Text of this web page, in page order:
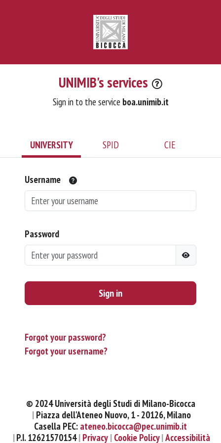
UNIMIB's services
Sign in to the service boa.unimib.it
UNIVERSITY SPID CIE
Username
Password
Sign in
Forgot your password?
Forgot your username?
© 2024 Università degli Studi di Milano-Bicocca
Piazza dell'Ateneo Nuovo, 1 - 20126, Milano
Casella PEC: ateneo.bicocca@pec.unimib.it
P.I. 12621570154 Privacy Cookie Policy Accessibilità